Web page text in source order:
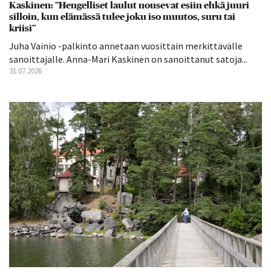
Kaskinen: ”Hengelliset laulut nousevat esiin ehkä juuri
silloin, kun elämässä tulee joku iso muutos, suru tai
kriisi”
Juha Vainio -palkinto annetaan vuosittain merkittävälle
sanoittajalle. Anna-Mari Kaskinen on sanoittanut satoja...
31.07.2026